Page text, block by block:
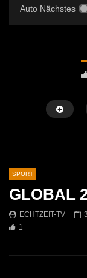
Auto Nächstes
60 Jahre FC
ECHTZEIT-TV
SPORT
GLOBAL
ECHTZEIT-TV
1